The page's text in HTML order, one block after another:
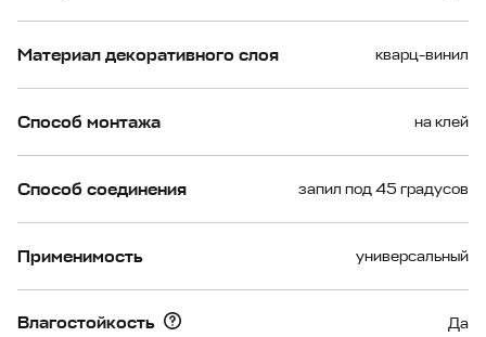
Материал декоративного слоя кварц-винил
Способ монтажа на клей
Способ соединения запил под 45 градусов
Применимость универсальный
Влагостойкость Да